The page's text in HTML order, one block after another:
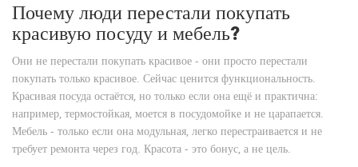
Почему люди перестали покупать
красивую посуду и мебель?
Они не перестали покупать красивое - они просто перестали
покупать только красивое. Сейчас ценится функциональность.
Красивая посуда остаётся, но только если она ещё и практична:
например, термостойкая, моется в посудомойке и не царапается.
Мебель - только если она модульная, легко перестраивается и не
требует ремонта через год. Красота - это бонус, а не цель.